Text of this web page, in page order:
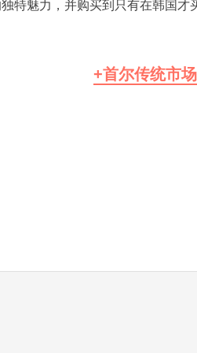
特魅力，并购买到只有在韩国才
+首尔传统市